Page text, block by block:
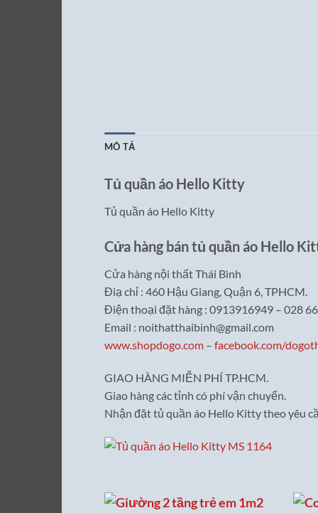
MÔ TẢ
Tủ quần áo Hello Kitty
Tủ quần áo Hello Kitty
Cửa hàng bán tủ quần áo Hello
Cửa hàng nội thất Thái Bình
Điạ chỉ : 460 Hậu Giang, Quận 6, TPHCM.
Điện thoại đặt hàng : 0913916949 – 028
Email : noithatthaibinh@gmail.com
www.shopdogo.com – facebook.com/
GIAO HÀNG MIỄN PHÍ TP.HCM.
Giao hàng các tỉnh có phí vận chuyển.
Nhận đặt tủ quần áo Hello Kitty theo yêu